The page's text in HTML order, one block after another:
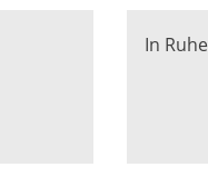
In